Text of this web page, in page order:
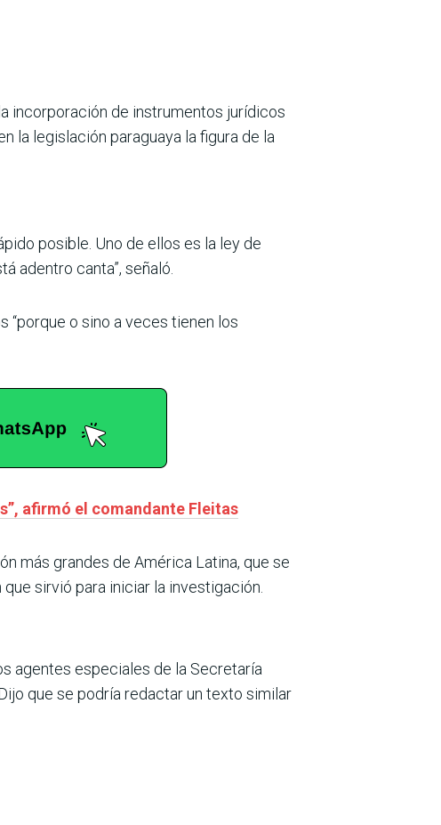
incorporación de instrumentos jurídicos
la legislación paraguaya la figura de la
posible. Uno de ellos es la ley de
adentro canta”, señaló.
o sino a veces tienen los
afirmó el comandante Fleitas
más grandes de América Latina, que se
sirvió para iniciar la investigación.
agentes especiales de la Secretaría
que se podría redactar un texto similar